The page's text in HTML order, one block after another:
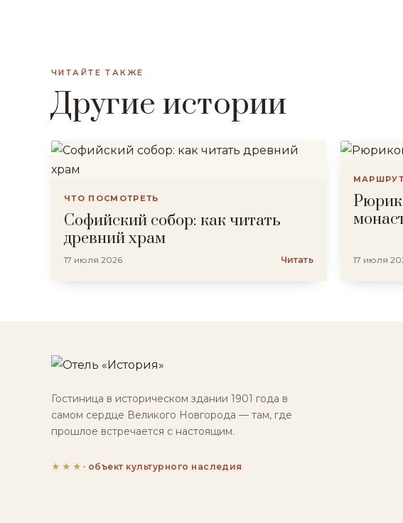
ЧИТАЙТЕ ТАКЖЕ
Другие истории
ЧТО ПОСМОТРЕТЬ
Софийский собор: как читать
древний храм
17 июля 2026 Читать 17 июля
Гостиница в историческом здании 1901 года в
самом сердце Великого Новгорода — там, где
прошлое встречается с настоящим.
★★★ · объект культурного наследия